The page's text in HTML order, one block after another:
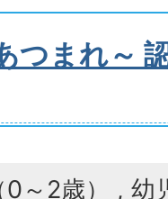
まれ～
0～2歳） ,